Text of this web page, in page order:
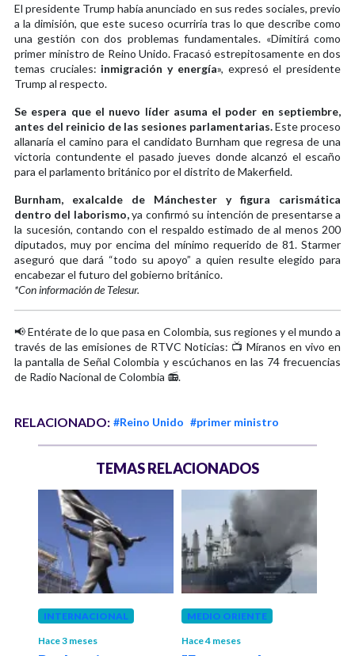
El presidente Trump había anunciado en sus redes sociales, previo
a la dimisión, que este suceso ocurriría tras lo que describe como
una gestión con dos problemas fundamentales. «Dimitirá como
primer ministro de Reino Unido. Fracasó estrepitosamente en dos
temas cruciales: inmigración y energía», expresó el presidente
Trump al respecto.
Se espera que el nuevo líder asuma el poder en septiembre,
antes del reinicio de las sesiones parlamentarias.Este proceso
allanaría el camino para el candidato Burnham que regresa de una
victoria contundente el pasado jueves donde alcanzó el escaño
para el parlamento británico por el distrito de Makerfield.
Burnham, exalcalde de Mánchester y figura carismática
dentro del laborismo,ya confirmó su intención de presentarse a
la sucesión, contando con el respaldo estimado de al menos 200
diputados, muy por encima del mínimo requerido de 81. Starmer
aseguró que dará “todo su apoyo” a quien resulte elegido para
encabezar el futuro del gobierno británico.
*Con información de Telesur.
📢 Entérate de lo que pasa en Colombia, sus regiones y el mundo a
través de las emisiones de RTVC Noticias: 📺 Míranos en vivo en
la pantalla de Señal Colombia y escúchanos en las 74 frecuencias
de Radio Nacional de Colombia 📻.
RELACIONADO: #Reino Unido #primer ministro
TEMAS RELACIONADOS
INTERNACIONAL
Hace 3 meses
MEDIO ORIENTE
Hace 4 meses